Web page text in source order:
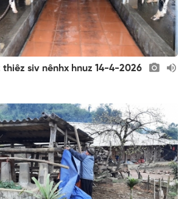
thiêz siv nênhx hnuz 14-4-2026